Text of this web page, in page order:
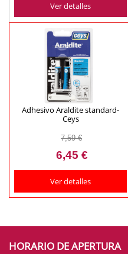
Ver detalles
Adhesivo Araldite standard-
Ceys
7,59 €
6,45 €
Ver detalles
HORARIO DE APERTURA